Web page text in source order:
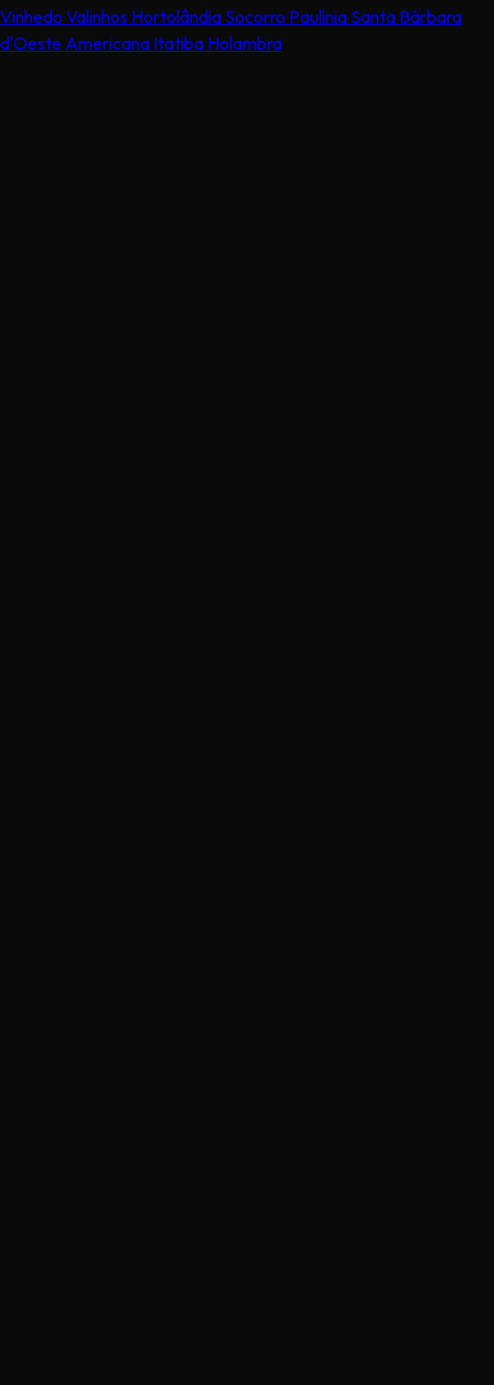
Vinhedo Valinhos Hortolândia Socorro Paulínia Santa Bárbara
d'Oeste Americana Itatiba Holambra